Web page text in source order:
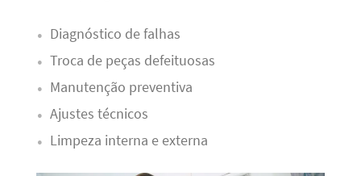
Diagnóstico de falhas
Troca de peças defeituosas
Manutenção preventiva
Ajustes técnicos
Limpeza interna e externa